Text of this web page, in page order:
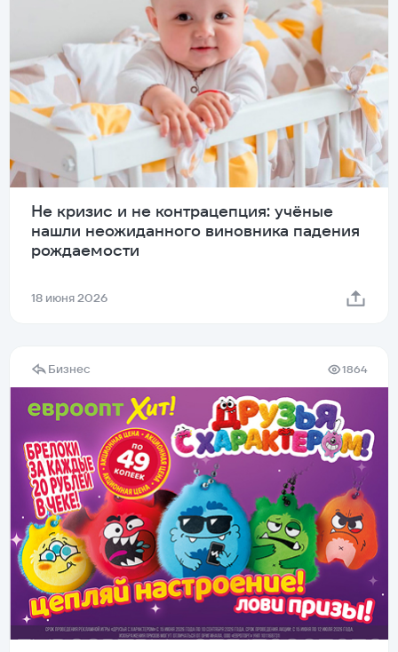
Не кризис и не контрацепция: учёные
нашли неожиданного виновника падения
рождаемости
18 июня 2026
Бизнес 1864